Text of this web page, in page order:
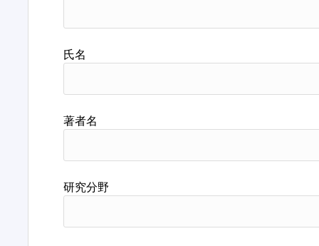
氏名
著者名
研究分野